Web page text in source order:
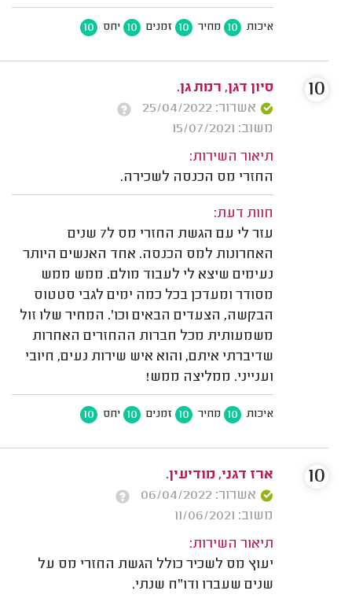
איכות 10 מחיר 10 זמנים 10 יחס 10
סיון דגן, רמת גן.
אשרור: 25/04/2022
משוב: 15/07/2021
תיאור השירות:
החזרי מס הכנסה לשכירה.
חוות דעת:
עזר לי עם הגשת החזרי מס ל7 שנים
האחרונות למס הכנסה. אחד האנשים היותר
נעימים שיצא לי לעבוד מולם. ממש ממש
מסודר ומעדכן בכל כמה ימים לגבי סטטוס
הבקשה, הצעדים הבאים וכו'. המחיר שלו זול
משמעותית מכל חברות ההחזרים האחרות
שדיברתי איתם, והוא איש שירות נעים, חיובי
וענייני. ממליצה ממש!
איכות 10 מחיר 10 זמנים 10 יחס 10
10
ארז דגני, מודיעין.
אשרור: 06/04/2022
משוב: 11/06/2021
תיאור השירות:
יעוץ מס לשכיר כולל הגשת החזרי מס על
שנים שעברו ודו"ח שנתי.
10